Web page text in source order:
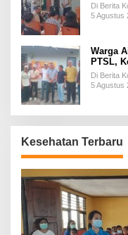
Di Berita
5 Agustus
Warga
PTSL,
Di Berita
5 Agustus
Kesehatan Terbaru